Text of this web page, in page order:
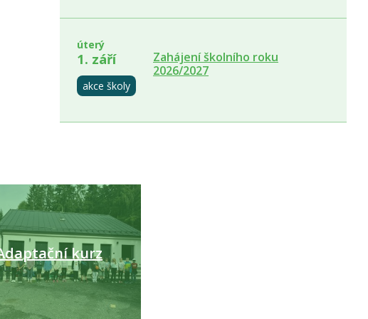
úterý
1. září
akce školy
Zahájení školního roku
2026/2027
kurz